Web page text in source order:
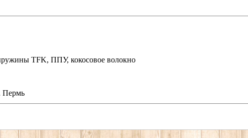
TFK, ППУ, кокосовое волокно
Пермь